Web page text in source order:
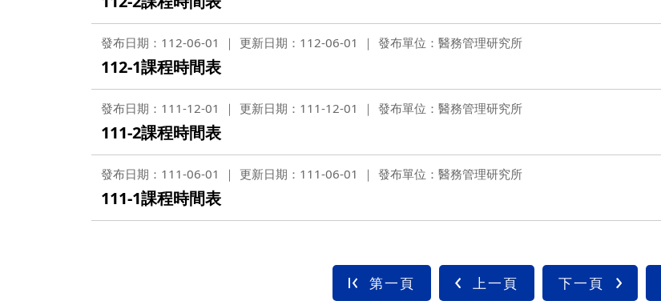
發布日期：112-06-01 更新日期：112-06-01 發布單位：醫務管理研究所
112-1課程時間表
發布日期：111-12-01 更新日期：111-12-01 發布單位：醫務管理研究所
111-2課程時間表
發布日期：111-06-01 更新日期：111-06-01 發布單位：醫務管理研究所
111-1課程時間表
第一頁 上一頁 下一頁